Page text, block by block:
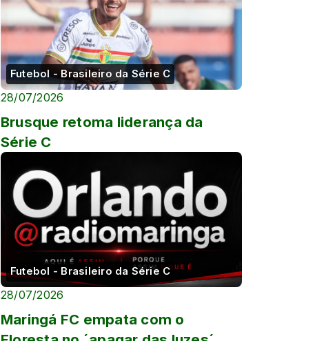
Futebol - Brasileiro da Série C
28/07/2026
Brusque retoma liderança da
Série C
Futebol - Brasileiro da Série C
28/07/2026
Maringá FC empata com o